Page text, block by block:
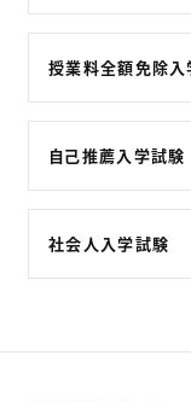
授業料全額免除入
自己推薦入学試験
社会人入学試験